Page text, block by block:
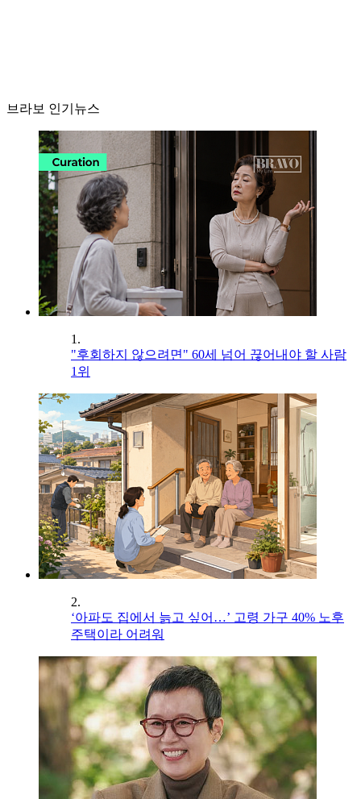
브라보 인기뉴스
1.
"후회하지 않으려면" 60세 넘어 끊어내야 할 사람
1위
2.
‘아파도 집에서 늙고 싶어…’ 고령 가구 40% 노후
주택이라 어려워